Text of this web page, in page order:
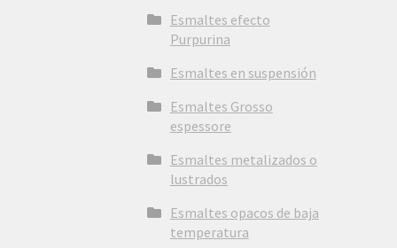
Esmaltes efecto
Purpurina
Esmaltes en suspensión
Esmaltes Grosso
espessore
Esmaltes metalizados o
lustrados
Esmaltes opacos de baja
temperatura